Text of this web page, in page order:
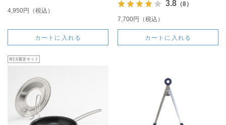
4,950円（税込）
カートに入れる
3.8（8）
7,700円（税込）
カートに入れる